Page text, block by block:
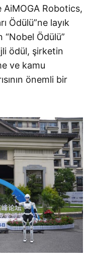
AiMOGA Robotics,
Ödülü”ne layık
Ödülü”
ödül, şirketin
ve kamu
önemli bir